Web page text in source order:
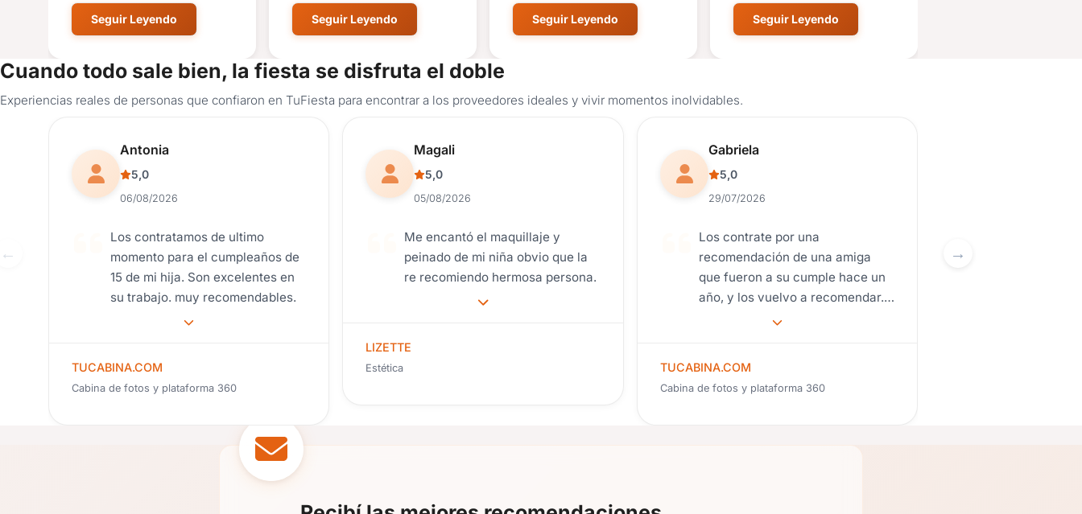
Seguir Leyendo
participativas que...
Seguir Leyendo
oportunidad,...
Seguir Leyendo
Seguir Leyendo
Cuando todo sale bien, la fiesta se disfruta el doble
Experiencias reales de personas que confiaron en TuFiesta para encontrar a los proveedores ideales y vivir momentos inolvidables.
Reseña de usuario.
Antonia
5,0
06/08/2026
Los contratamos de ultimo
momento para el cumpleaños de
15 de mi hija. Son excelentes en
su trabajo. muy recomendables.
TUCABINA.COM
Cabina de fotos y plataforma 360
Reseña de usuario.
Magali
5,0
05/08/2026
Me encantó el maquillaje y
peinado de mi niña obvio que la
re recomiendo hermosa persona.
LIZETTE
Estética
Reseña de usuario.
Gabriela
5,0
29/07/2026
Los contrate por una
recomendación de una amiga
que fueron a su cumple hace un
año, y los vuelvo a recomendar.
Prolijos, puntuales, buen trato y
TUCABINA.COM
Cabina de fotos y plataforma 360